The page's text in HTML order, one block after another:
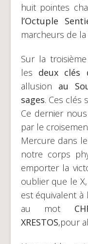
huit pointes
l’Octuple
marcheurs de
Sur la
les deux clés
allusion au
sages. Ces
Ce dernier
par le
Mercure dans
notre corps
emporter la
oublier que le
est équivalent à
au mot
XRESTOS,pour